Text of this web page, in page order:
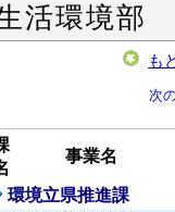
活環境部
も
次
事業名
環境立県推進課